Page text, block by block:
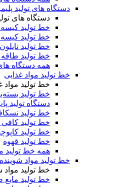
دستگاه های تولید
دستگاه های
خط تولید کیسه
خط تولید کیسه
خط تولید
خط تولید طاقه
همه دستگاه
خط تولید مواد غذایی
خط تولید مواد
خط تولید
دستگاه تولید
خط تولید
خط تولید
خط تولید
خط تولید قهوه
همه خط تولید
خط تولید مواد شوینده
خط تولید مواد
خط تولید